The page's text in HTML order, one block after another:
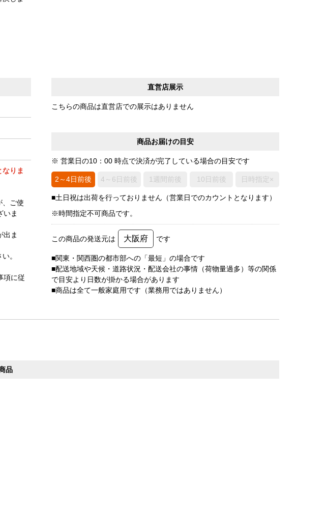
直営店展示
こちらの商品は直営店での展示はありません
商品お届けの目安
※ 営業日の10：00 時点で決済が完了している場合の目安です
2～4日前後 4～6日前後 1週間前後 10日前後 日時指定×
■土日祝は出荷を行っておりません（営業日でのカウントとなります）
※時間指定不可商品です。
この商品の発送元は 大阪府 です
■関東・関西圏の都市部への「最短」の場合です
■配送地域や天候・道路状況・配送会社の事情（荷物量過多）等の関係
で目安より日数が掛かる場合があります
■商品は全て一般家庭用です（業務用ではありません）
りま
、ご使
いま
出ま
。
項に従
品